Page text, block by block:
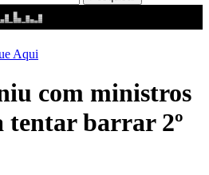
Aqui
com ministros
tentar barrar 2º